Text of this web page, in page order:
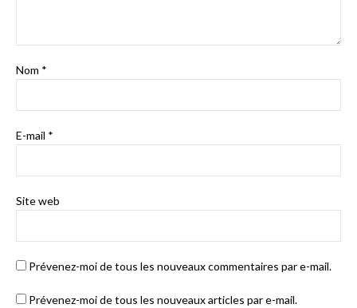
Nom *
E-mail *
Site web
Prévenez-moi de tous les nouveaux commentaires par e-mail.
Prévenez-moi de tous les nouveaux articles par e-mail.